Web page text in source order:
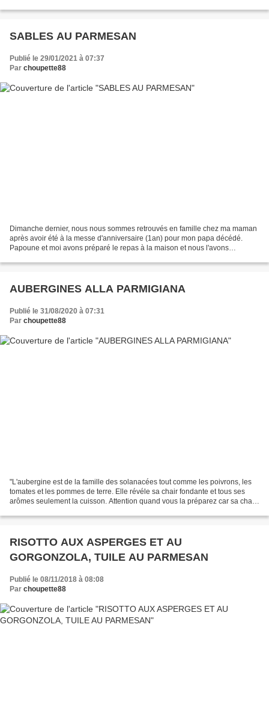
SABLES AU PARMESAN
Publié le 29/01/2021 à 07:37
Par choupette88
Dimanche dernier, nous nous sommes retrouvés en famille chez ma maman
après avoir été à la messe d'anniversaire (1an) pour mon papa décédé.
Papoune et moi avons préparé le repas à la maison et nous l'avons
AUBERGINES ALLA PARMIGIANA
Publié le 31/08/2020 à 07:31
Par choupette88
"L'aubergine est de la famille des solanacées tout comme les poivrons, les
tomates et les pommes de terre. Elle révéle sa chair fondante et tous ses
arômes seulement la cuisson. Attention quand vous la préparez car sa chair
RISOTTO AUX ASPERGES ET AU
GORGONZOLA, TUILE AU PARMESAN
Publié le 08/11/2018 à 08:08
Par choupette88